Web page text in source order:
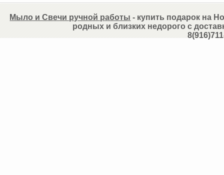
Мыло и Свечи ручной работы - купить подарок на
родных и близких недорого с